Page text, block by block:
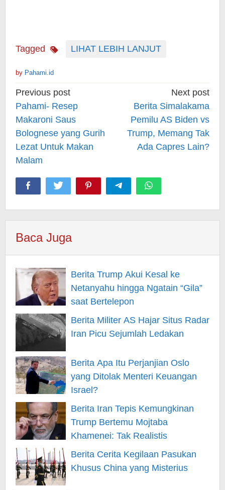
Tagged LIHAT LEBIH LANJUT
by Pahami.id
Post
navigation
Previous post
Pahami- Resep
Makaroni Saus
Bolognese yang Gurih
Lezat Untuk Makan
Malam
Next post
Berita Simalakama
Pemilu AS Biden vs
Trump, Memang Tak
Ada Capres Lain?
Baca Juga
Berita Trump Akui Kesal ke
Netanyahu hingga Ngatain “Gila”
saat Bertelepon
Berita Militer AS Hajar Situs Radar
Iran Picu Sejumlah Ledakan
Berita Apa Itu Perjanjian Oslo
yang Ditolak Menteri Keuangan
Israel?
Berita Iran Tepis Kemungkinan
Trump Bertemu Mojtaba
Khamenei: Tak Realistis
Berita Cerita Kegilaan Pasukan
Khusus China yang Misterius